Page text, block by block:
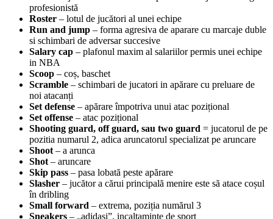
profesionistă
Roster – lotul de jucători al unei echipe
Run and jump – forma agresiva de aparare cu marcaje duble
si schimbari de adversar succesive
Salary cap – plafonul maxim al salariilor permis unei echipe
in NBA
Scoop – coș, baschet
Scramble – schimbari de jucatori in apărare cu preluare de
noi atacanți
Set defense – apărare împotriva unui atac pozițional
Set offense – atac pozițional
Shooting guard, off guard, sau two guard = jucatorul de pe
pozitia numarul 2, adica aruncatorul specializat pe aruncare
Shoot – a arunca
Shot – aruncare
Skip pass – pasa lobată peste apărare
Slasher – jucător a cărui principală menire este să atace coșul
în dribling
Small forward – extrema, poziția numărul 3
Sneakers – „adidasi”, incaltaminte de sport